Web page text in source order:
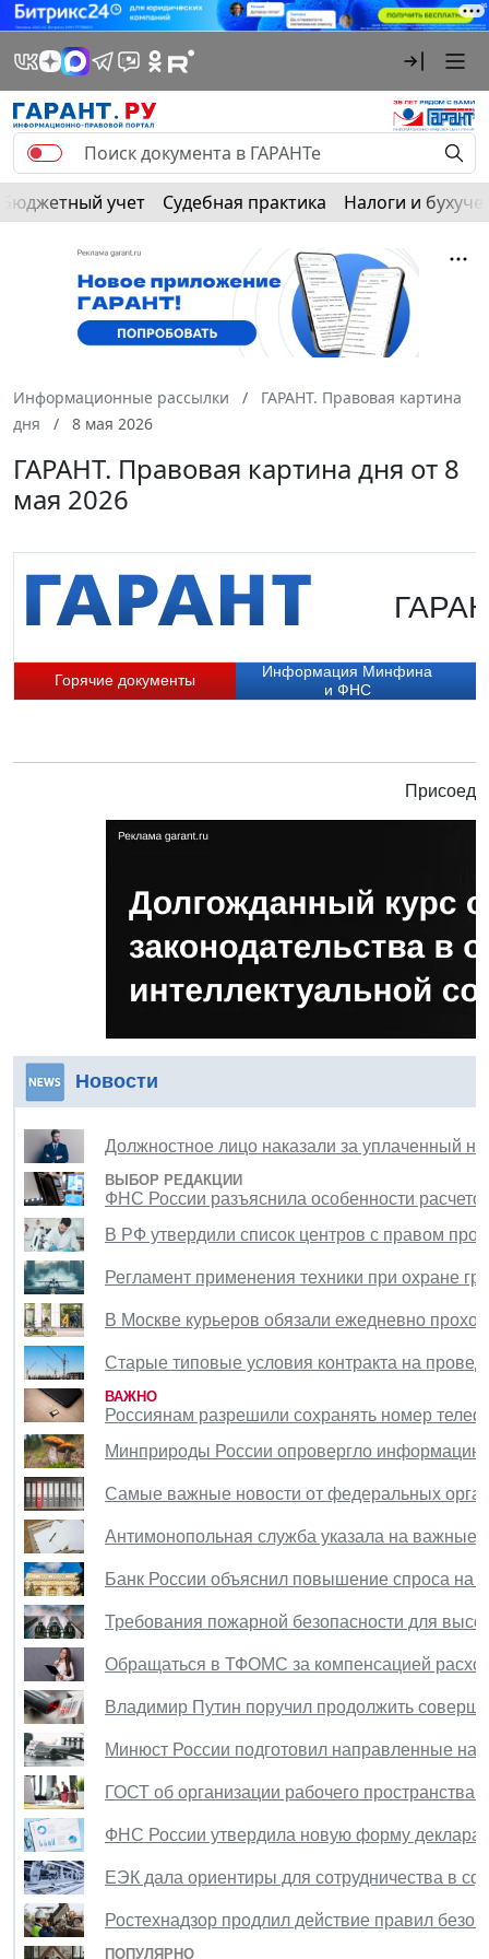
Бюджетный учет Судебная практика Налоги и
Информационные рассылки
ГАРАНТ. Правовая картина
дня
8 мая 2026
ГАРАНТ. Правовая картина дня от 8
мая 2026
Горячие документы
Информация Минфина
и ФНС
Новости
Должностное лицо наказали за уплаченный
ВЫБОР РЕДАКЦИИ
ФНС России разъяснила особенности
В РФ утвердили список центров с правом
Регламент применения техники при охране
В Москве курьеров обязали ежедневно
Старые типовые условия контракта на
ВАЖНО
Россиянам разрешили сохранять номер
Минприроды России опровергло информацию
Самые важные новости от федеральных
Антимонопольная служба указала на важные
Банк России объяснил повышение спроса на
Требования пожарной безопасности для
Обращаться в ТФОМС за компенсацией
Владимир Путин поручил продолжить
Минюст России подготовил направленные
ГОСТ об организации рабочего пространства
ФНС России утвердила новую форму
ЕЭК дала ориентиры для сотрудничества в
Ростехнадзор продлил действие правил
ПОПУЛЯРНО